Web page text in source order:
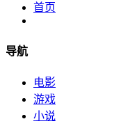
首页
导航
电影
游戏
小说